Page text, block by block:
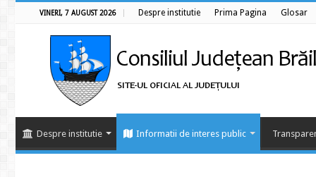
VINERI, 7 AUGUST 2026 Despre institutie Prima Pagina Glosar
Despre institutie Informatii de interes public